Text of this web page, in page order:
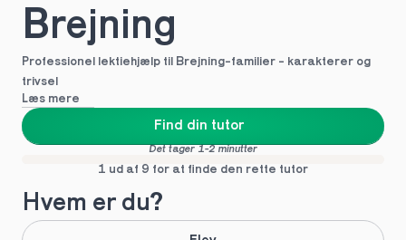
Brejning
Professionel lektiehjælp til Brejning-familier - karakterer og
trivsel
Læs mere
Find din tutor
Det tager 1-2 minutter
1 ud af 9 for at finde den rette tutor
Hvem er du?